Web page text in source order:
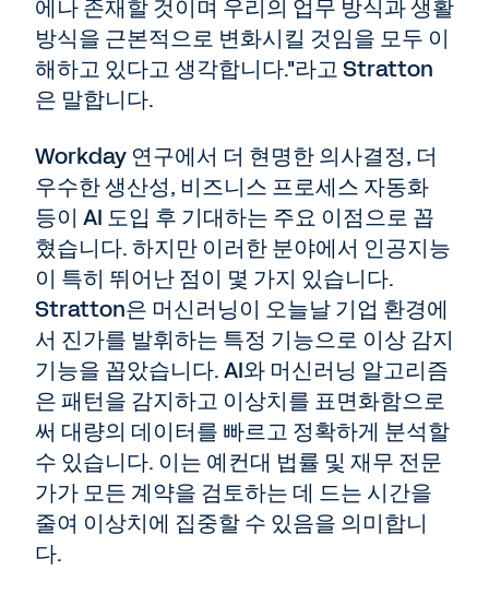
에나 존재할 것이며 우리의 업무 방식과 생활
방식을 근본적으로 변화시킬 것임을 모두 이
해하고 있다고 생각합니다."라고 Stratton
은 말합니다.
Workday 연구에서 더 현명한 의사결정, 더
우수한 생산성, 비즈니스 프로세스 자동화
등이 AI 도입 후 기대하는 주요 이점으로 꼽
혔습니다. 하지만 이러한 분야에서 인공지능
이 특히 뛰어난 점이 몇 가지 있습니다.
Stratton은 머신러닝이 오늘날 기업 환경에
서 진가를 발휘하는 특정 기능으로 이상 감지
기능을 꼽았습니다. AI와 머신러닝 알고리즘
은 패턴을 감지하고 이상치를 표면화함으로
써 대량의 데이터를 빠르고 정확하게 분석할
수 있습니다. 이는 예컨대 법률 및 재무 전문
가가 모든 계약을 검토하는 데 드는 시간을
줄여 이상치에 집중할 수 있음을 의미합니
다.